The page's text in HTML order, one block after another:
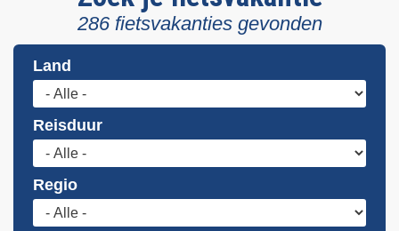
286 fietsvakanties gevonden
Land
Reisduur
Regio